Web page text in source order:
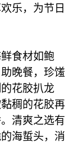
乐，为节日
食材如鲍
晚餐，珍馐
花胶扒龙
稠的花胶再
清爽之选有
海蜇头，消